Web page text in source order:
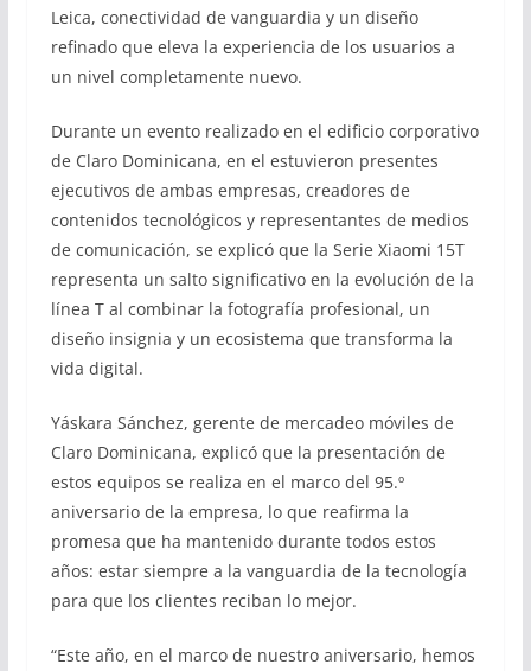
Leica, conectividad de vanguardia y un diseño
refinado que eleva la experiencia de los usuarios a
un nivel completamente nuevo.
Durante un evento realizado en el edificio corporativo
de Claro Dominicana, en el estuvieron presentes
ejecutivos de ambas empresas, creadores de
contenidos tecnológicos y representantes de medios
de comunicación, se explicó que la Serie Xiaomi 15T
representa un salto significativo en la evolución de la
línea T al combinar la fotografía profesional, un
diseño insignia y un ecosistema que transforma la
vida digital.
Yáskara Sánchez, gerente de mercadeo móviles de
Claro Dominicana, explicó que la presentación de
estos equipos se realiza en el marco del 95.º
aniversario de la empresa, lo que reafirma la
promesa que ha mantenido durante todos estos
años: estar siempre a la vanguardia de la tecnología
para que los clientes reciban lo mejor.
“Este año, en el marco de nuestro aniversario, hemos